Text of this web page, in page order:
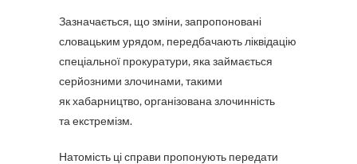
Зазначається, що зміни, запропоновані
словацьким урядом, передбачають ліквідацію
спеціальної прокуратури, яка займається
серйозними злочинами, такими
як хабарництво, організована злочинність
та екстремізм.
Натомість ці справи пропонують передати